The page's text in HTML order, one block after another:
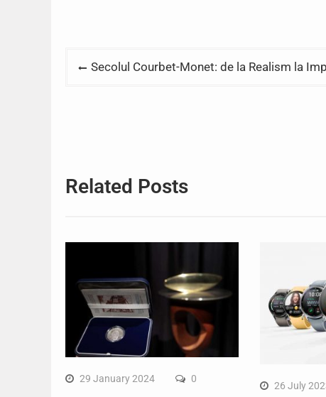
PostSecolul Courbet-Monet: de la Realism la
Related Posts
29 January 2024 0
26 July